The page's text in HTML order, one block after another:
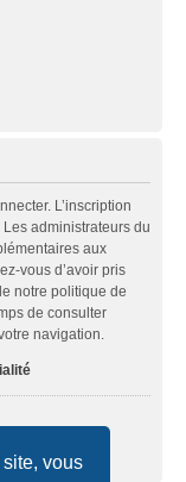
vous
L’inscription
administrateurs du
aux
vous d’avoir pris
notre politique de
de consulter
navigation.